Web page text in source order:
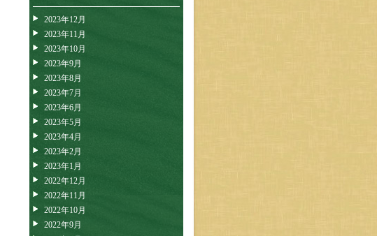
2023年12月
2023年11月
2023年10月
2023年9月
2023年8月
2023年7月
2023年6月
2023年5月
2023年4月
2023年2月
2023年1月
2022年12月
2022年11月
2022年10月
2022年9月